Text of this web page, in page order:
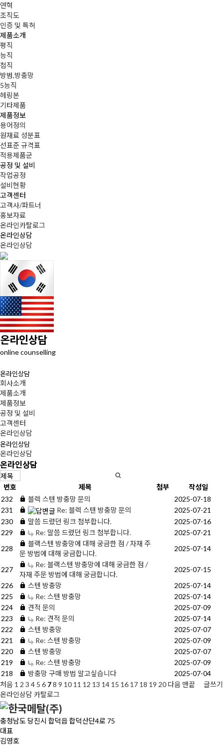
연혁
조직도
인증 및 특허
제품소개
평직
능직
첩직
방범,방충망
5능직
헤링본
기타제품
제품정보
용어정의
원재료 성분표
선표준 규격표
적용제품군
공정 및 설비
작업공정
설비현황
고객센터
고객사/파트너
홍보자료
온라인카탈로그
온라인상담
온라인상담
온라인상담
online counselling
온라인상담
회사소개
제품소개
제품정보
공정 및 설비
고객센터
온라인상담
온라인상담
온라인상담
온라인상담
번호 제목 첨부
작성일
232
블렉 스텐 방충망 문의
2025-07-18
231
Re: 블렉 스텐 방충망 문의
2025-07-21
230
말씀 드렸던 링크 첨부합니다.
2025-07-16
229
Re: 말씀 드렸던 링크 첨부합니다.
2025-07-21
228
블랙스텐 방충망에 대해 궁금한 점 / 자재 주
문 방법에 대해 궁금합니다.
2025-07-14
227
Re: 블랙스텐 방충망에 대해 궁금한 점 /
자재 주문 방법에 대해 궁금합니다.
2025-07-15
226
스텐 방충망
2025-07-14
225
Re: 스텐 방충망
2025-07-14
224
견적 문의
2025-07-09
223
Re: 견적 문의
2025-07-14
222
스텐 방충망
2025-07-07
221
Re: 스텐 방충망
2025-07-09
220
스텐 방충망
2025-07-07
219
Re: 스텐 방충망
2025-07-09
218
방충망 구매 방법 알고싶습니다
2025-07-04
글쓰기
처음 1 2 3 4 5 6 78 9 10 11 12 13 14 15 16 17 18 19 20 다음 맨끝
온라인상담 카탈로그
충청남도 당진시 합덕읍 합덕산단4로 75
대표
김영호